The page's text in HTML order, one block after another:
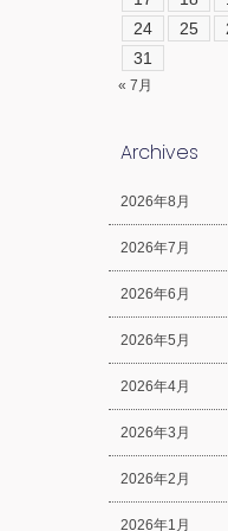
24
25
31
« 7月
Archives
2026年8月
2026年7月
2026年6月
2026年5月
2026年4月
2026年3月
2026年2月
2026年1月